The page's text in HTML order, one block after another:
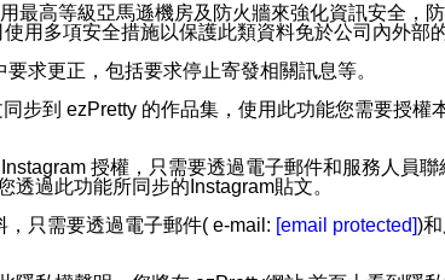
高等級亞馬遜機房及防火牆來強化資訊安全，
用多項安全措施以保護此類資料免於公司內外部
求更正，包括要求停止寄發相關訊息等。
步到 ezPretty 的作品集，使用此功能您需要授權
授權，只需要透過電子郵件和服務人員
過此功能所同步的Instagram貼文。
只需要透過電子郵件( e-mail: [email protected])